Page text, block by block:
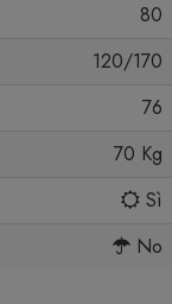
80
120/170
76
70 Kg
Sì
No